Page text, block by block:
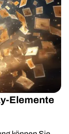
Elemente